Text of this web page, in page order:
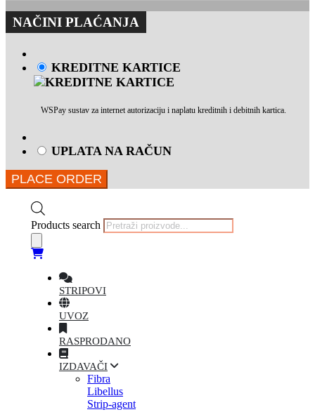
NAČINI PLAĆANJA
KREDITNE KARTICE
WSPay sustav za internet autorizaciju i naplatu kreditnih i debitnih kartica.
UPLATA NA RAČUN
PLACE ORDER
Products search
STRIPOVI
UVOZ
RASPRODANO
IZDAVAČI
Fibra
Libellus
Strip-agent